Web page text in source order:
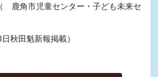
角市児童センター・子ども未来セ
秋田魁新報掲載）